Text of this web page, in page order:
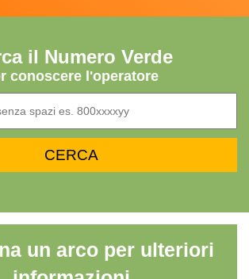
il Numero Verde
conoscere l'operatore
un arco per ulteriori